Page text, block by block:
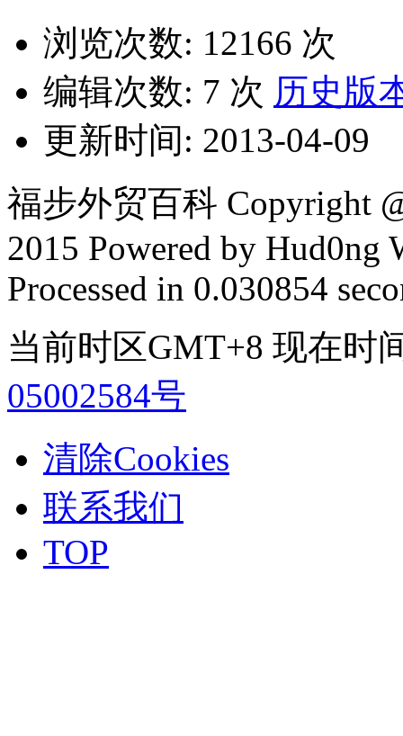
浏览次数: 12166 次
编辑次数: 7 次 历史版
更新时间: 2013-04-09
福步外贸百科 Copyright
2015 Powered by Hud0ng
Processed in 0.030854
当前时区GMT+8 现在时
05002584号
清除Cookies
联系我们
TOP